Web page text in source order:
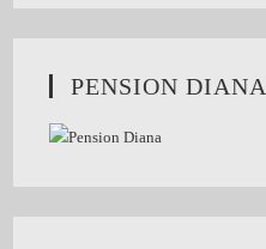
PENSION DIANA